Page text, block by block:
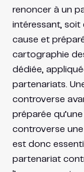
renoncer à un
intéressant, soit
cause et
cartographie
dédiée,
partenariats.
controverse
préparée
controverse une
est donc
partenariat